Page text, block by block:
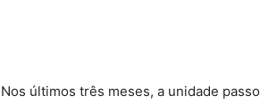
Nos últimos três meses, a unidade